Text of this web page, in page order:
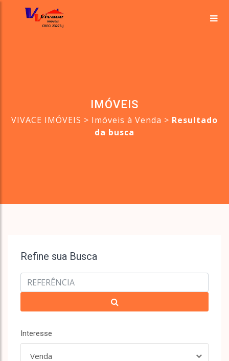
IMÓVEIS
VIVACE IMÓVEIS > Imóveis à Venda > Resultado
da busca
Refine sua Busca
Interesse
Venda